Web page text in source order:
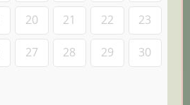
20 21 22 23
27 28 29 30